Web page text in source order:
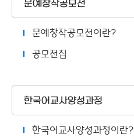
문예창작공모전
문예창작공모전이란?
공모전집
한국어교사양성과정
한국어교사양성과정이란?